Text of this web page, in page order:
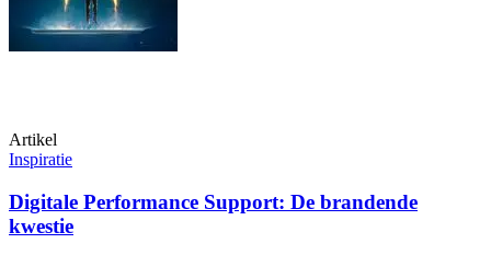
Artikel
Inspiratie
Digitale Performance Support: De brandende
kwestie